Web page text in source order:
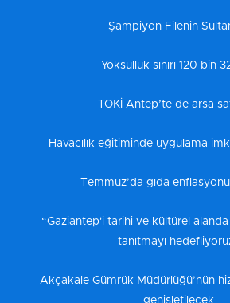
Şampiyon Filenin
Yoksulluk sınırı 120 bin
TOKİ Antep’te de arsa
Havacılık eğitiminde uygulama
Temmuz’da gıda
“Gaziantep'i tarihi ve kültürel
tanıtmayı
Akçakale Gümrük Müdürlüğü’nün
genişletilecek